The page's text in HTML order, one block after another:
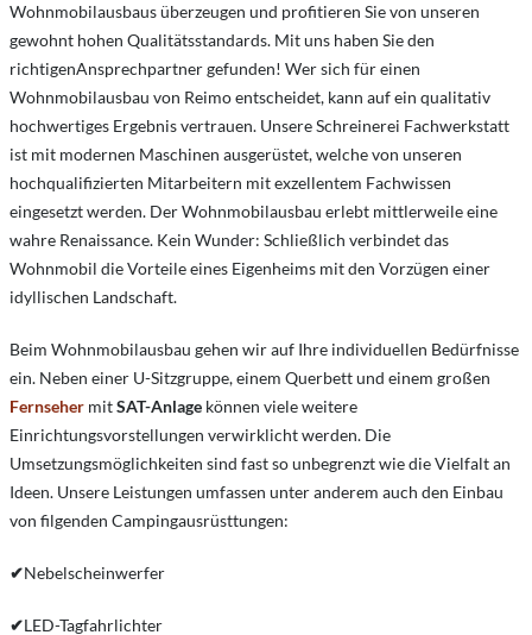
Wohnmobilausbaus überzeugen und profitieren Sie von unseren
gewohnt hohen Qualitätsstandards. Mit uns haben Sie den
richtigenAnsprechpartner gefunden! Wer sich für einen
Wohnmobilausbau von Reimo entscheidet, kann auf ein qualitativ
hochwertiges Ergebnis vertrauen. Unsere Schreinerei Fachwerkstatt
ist mit modernen Maschinen ausgerüstet, welche von unseren
hochqualifizierten Mitarbeitern mit exzellentem Fachwissen
eingesetzt werden. Der Wohnmobilausbau erlebt mittlerweile eine
wahre Renaissance. Kein Wunder: Schließlich verbindet das
Wohnmobil die Vorteile eines Eigenheims mit den Vorzügen einer
idyllischen Landschaft.
Beim Wohnmobilausbau gehen wir auf Ihre individuellen Bedürfnisse
ein. Neben einer U-Sitzgruppe, einem Querbett und einem großen
Fernseher mitSAT-Anlage können viele weitere
Einrichtungsvorstellungen verwirklicht werden. Die
Umsetzungsmöglichkeiten sind fast so unbegrenzt wie die Vielfalt an
Ideen. Unsere Leistungen umfassen unter anderem auch den Einbau
von filgenden Campingausrüsttungen:
✔Nebelscheinwerfer
✔LED-Tagfahrlichter